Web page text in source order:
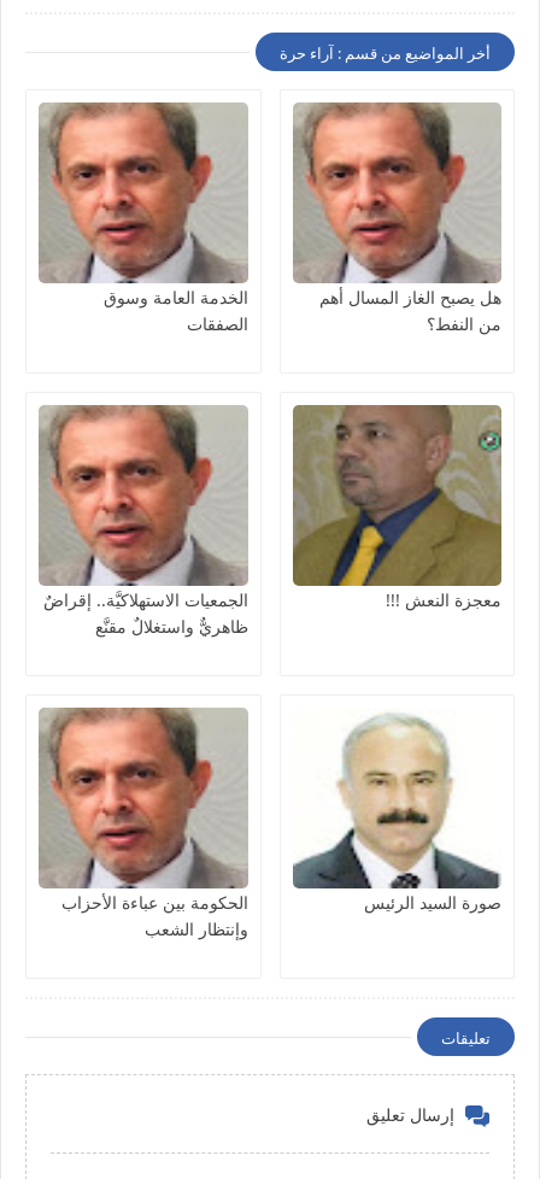
أخر المواضيع من قسم : آراء حرة
هل يصبح الغاز المسال أهم
من النفط؟
الخدمة العامة وسوق
الصفقات
معجزة النعش !!!
الجمعيات الاستهلاكيَّة.. إقراضٌ
ظاهريٌّ واستغلالٌ مقنَّع
صورة السيد الرئيس
الحكومة بين عباءة الأحزاب
وإنتظار الشعب
تعليقات
إرسال تعليق